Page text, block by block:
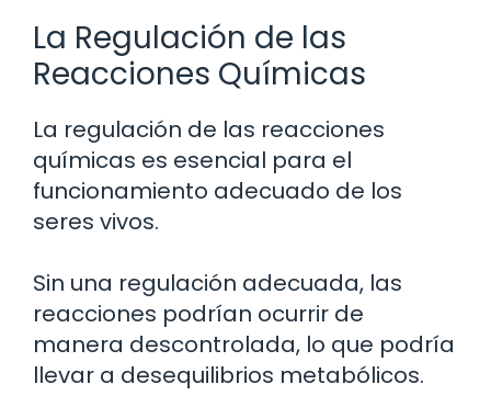
La Regulación de las
Reacciones Químicas
La regulación de las reacciones
químicas es esencial para el
funcionamiento adecuado de los
seres vivos.
Sin una regulación adecuada, las
reacciones podrían ocurrir de
manera descontrolada, lo que podría
llevar a desequilibrios metabólicos.